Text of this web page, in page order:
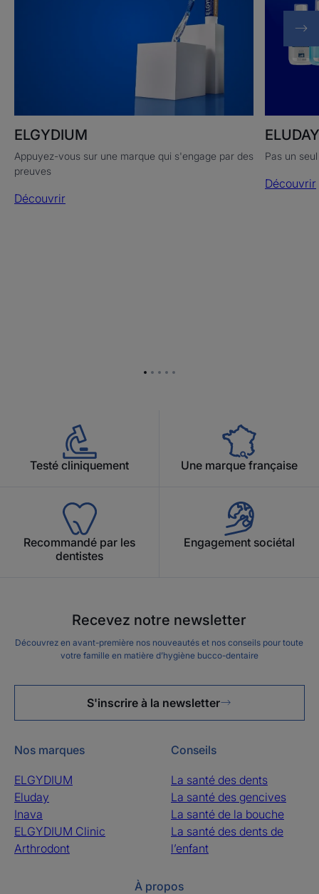
ELGYDIUM
Appuyez-vous sur une marque qui s'engage par des
preuves
Découvrir
ELUDAY
Pas un
Découvrir
Aller
Aller
AllerAllerAller
Testé cliniquement Une marque française
Recommandé par les
dentistes
Engagement sociétal
Recevez notre newsletter
Découvrez en avant-première nos nouveautés et nos conseils pour toute
votre famille en matière d’hygiène bucco-dentaire
S'inscrire à la newsletter
Nos marques
ELGYDIUM
Eluday
Inava
ELGYDIUM Clinic
Arthrodont
Conseils
La santé des dents
La santé des gencives
La santé de la bouche
La santé des dents de
l’enfant
À propos